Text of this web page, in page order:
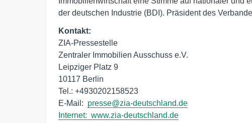
der deutschen Industrie (BDI). Präsident des
Kontakt:
ZIA-Pressestelle
Zentraler Immobilien Ausschuss e.V.
Leipziger Platz 9
10117 Berlin
Tel.: +4930202158523
E-Mail: presse@zia-deutschland.de
Internet: www.zia-deutschland.de